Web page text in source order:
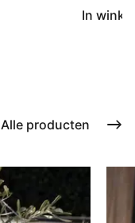
In
Alle producten